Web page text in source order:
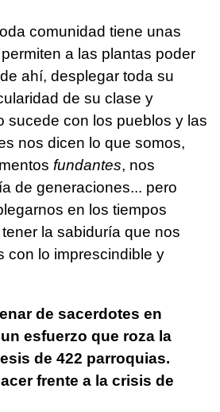
comunidad tiene unas
a las plantas poder
ahí, desplegar toda su
de su clase y
sucede con los pueblos y las
nos dicen lo que somos,
fundantes, nos
de generaciones... pero
en los tiempos
la sabiduría que nos
con lo imprescindible y
de sacerdotes en
esfuerzo que roza la
de 422 parroquias.
frente a la crisis de